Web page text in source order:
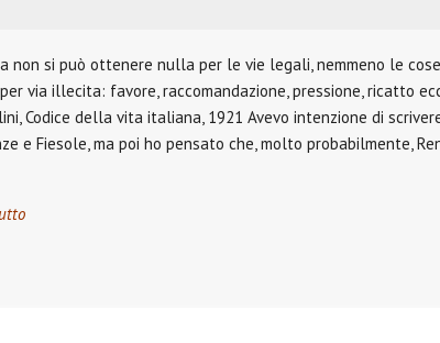
non si può ottenere nulla per le vie legali, nemmeno le
via illecita: favore, raccomandazione, pressione, ricatto
Codice della vita italiana, 1921 Avevo intenzione di
e Fiesole, ma poi ho pensato che, molto probabilmente,